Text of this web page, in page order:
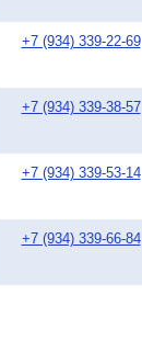
+7 (934) 339-22-69
+7 (934) 339-38-57
+7 (934) 339-53-14
+7 (934) 339-66-84